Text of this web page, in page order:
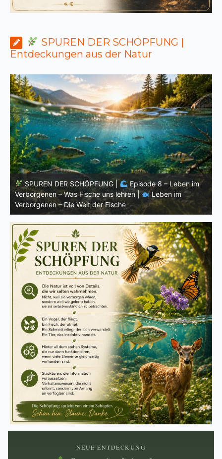
SPUREN DER SCHÖPFUNG |
Entdeckungen aus der Natur
im
im
SPUREN DER SCHÖPFUNG |
Episode 7: Leben
Verborgenen – Warum Fische Fische bleiben |
Verborgenen – Die Welt der Fische
NEUE ENTDECKUNG